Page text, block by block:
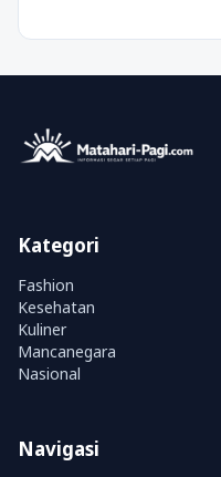
Kategori
Fashion
Kesehatan
Kuliner
Mancanegara
Nasional
Navigasi